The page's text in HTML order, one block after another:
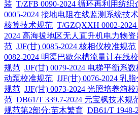
装 T/ZFB 0090-2024 循环再利用纺
0005-2024 接地电阻在线监测系统技
核算技术规范 T/GZQXXH 0002-
2024 高海拔地区无人直升机电力物
范 JJF(甘) 0085-2024 核相仪校准规范
0082-2024 明渠巴歇尔槽流量计在线
规范 JJF(甘) 0079-2024 电梯平衡系
动泵校准规范 JJF(甘) 0076-2024 乳
规范 JJF(甘) 0073-2024 光照培养箱
范 DB61/T 339.7-2024 元宝枫技术规
规范第2部分:苗木繁育 DB61/T